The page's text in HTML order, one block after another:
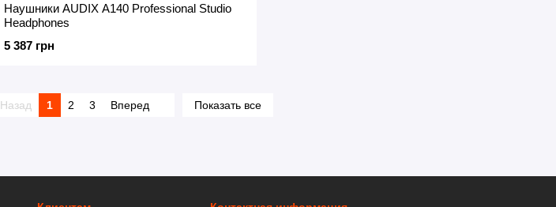
Наушники AUDIX A140 Professional Studio
Headphones
5 387 грн
Назад 1 2 3 Вперед Показать все